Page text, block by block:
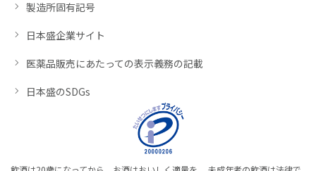
製造所固有記号
日本盛企業サイト
医薬品販売にあたっての表示義務の記載
日本盛のSDGs